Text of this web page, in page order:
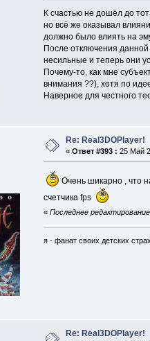
К счастью не дошёл до
но всё же оказывал
должно было влиять на
После отключения данной
несильные и теперь они
Почему-то, как мне
внимания ??), хотя по
Наверное для честного
Re: Real3DOPlayer!
«Ответ #393 : 25 Май
Очень шикарно , что
счетчика fps
«Последнее
я - фанат своих детских
Re: Real3DOPlayer!